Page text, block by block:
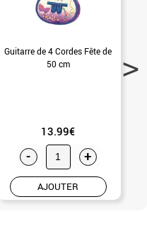
Guitarre de 4 Cordes Fête de
50 cm
13.99€
- +
AJOUTER